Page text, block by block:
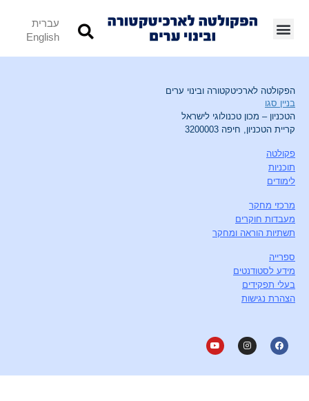
עברית
English
הפקולטה לארכיטקטורה ובינוי ערים
בניין סגו
הטכניון – מכון טכנולוגי לישראל
קריית הטכניון, חיפה 3200003
פקולטה
תוכניות
לימודים
מרכזי מחקר
מעבדות חוקרים
תשתיות הוראה ומחקר
ספרייה
מידע לסטודנטים
בעלי תפקידים
הצהרת נגישות